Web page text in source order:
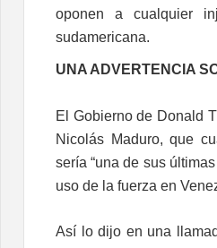
oponen a cualquier
sudamericana.
UNA ADVERTENCIA
El Gobierno de Donald
Nicolás Maduro, que
sería “una de sus
uso de la fuerza en
Así lo dijo en una